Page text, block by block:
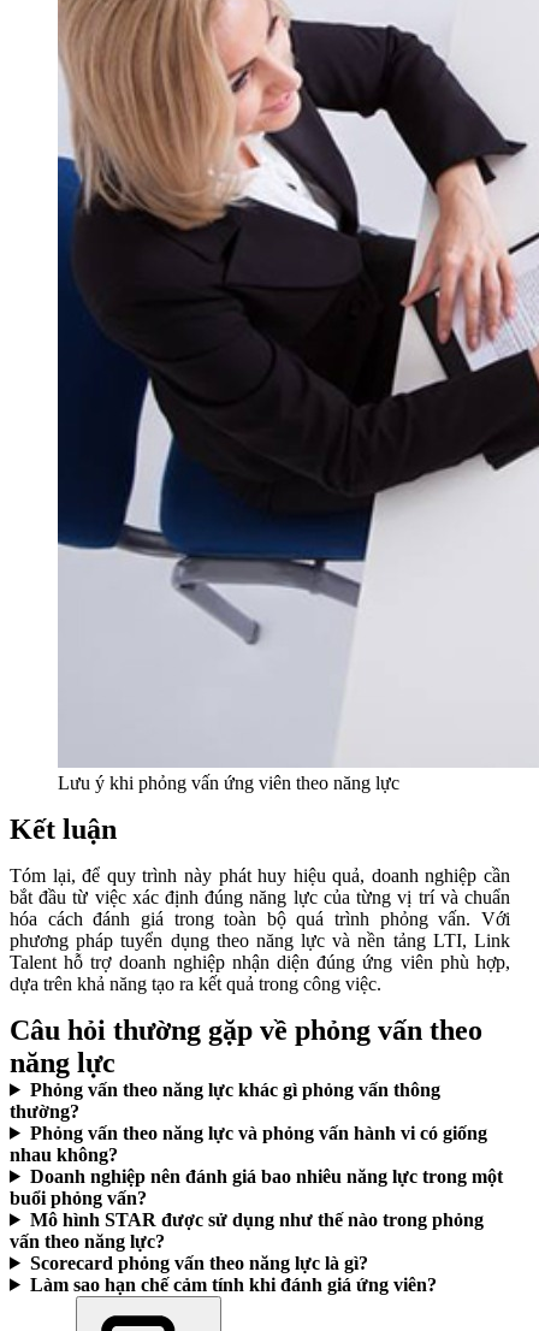
Lưu ý khi phỏng vấn ứng viên theo năng lực
Kết luận
Tóm lại, để quy trình này phát huy hiệu quả, doanh nghiệp cần
bắt đầu từ việc xác định đúng năng lực của từng vị trí và chuẩn
hóa cách đánh giá trong toàn bộ quá trình phỏng vấn. Với
phương pháp tuyển dụng theo năng lực và nền tảng LTI, Link
Talent hỗ trợ doanh nghiệp nhận diện đúng ứng viên phù hợp,
dựa trên khả năng tạo ra kết quả trong công việc.
Câu hỏi thường gặp về phỏng vấn theo
năng lực
Phỏng vấn theo năng lực khác gì phỏng vấn thông
thường?
Phỏng vấn theo năng lực và phỏng vấn hành vi có giống
nhau không?
Doanh nghiệp nên đánh giá bao nhiêu năng lực trong một
buổi phỏng vấn?
Mô hình STAR được sử dụng như thế nào trong phỏng
vấn theo năng lực?
Scorecard phỏng vấn theo năng lực là gì?
Làm sao hạn chế cảm tính khi đánh giá ứng viên?